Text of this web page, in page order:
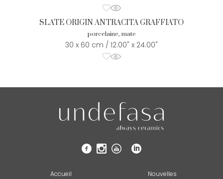
SLATE ORIGIN ANTRACITA GRAFFIATO
porcelaine, mate
30 x 60 cm / 12.00" x 24.00"
Accueil
Nouvelles